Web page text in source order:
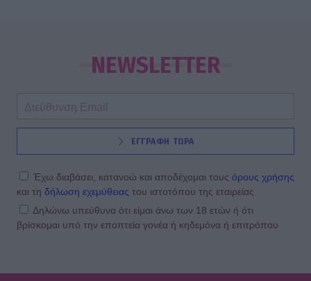
SHOWBIZ
Μαρία Διακοπαναγιώτου: «Ένιωθα
έφερνα τον θυμό μου και στο σπίτι»
HOLLYWOOD
NEWSLETTER
ΕΓΓΡΑΦΗ ΤΩΡΑ
Έχω διαβάσει, κατανοώ και αποδέχομαι τους όρους χρήσης
και τη δήλωση εχεμύθειας του ιστοτόπου της εταιρείας
Δηλώνω υπεύθυνα ότι είμαι άνω των 18 ετών ή ότι
βρίσκομαι υπό την εποπτεία γονέα ή κηδεμόνα ή επιτρόπου